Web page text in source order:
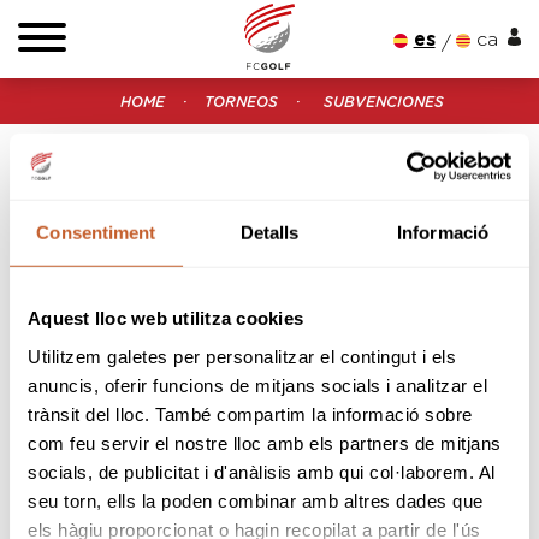
Consentiment Detalls Informació
Aquest lloc web utilitza cookies
Utilitzem galetes per personalitzar el contingut i els
anuncis, oferir funcions de mitjans socials i analitzar el
trànsit del lloc. També compartim la informació sobre
com feu servir el nostre lloc amb els partners de mitjans
socials, de publicitat i d'anàlisis amb qui col·laborem. Al
seu torn, ells la poden combinar amb altres dades que
els hàgiu proporcionat o hagin recopilat a partir de l'ús
es ca
HOME TORNEOS SUBVENCIONES
Normativa Subvenciones Comité Golf Adaptado
Sponsors & Partners oficiales